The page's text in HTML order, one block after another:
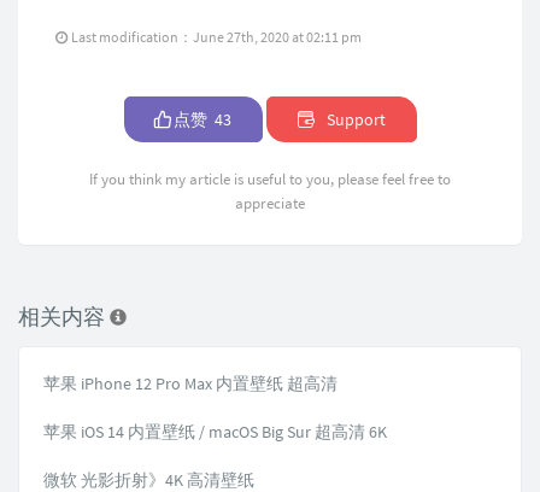
Last modification：June 27th, 2020 at 02:11 pm
点赞 43 Support
If you think my article is useful to you, please feel free to
appreciate
相关内容
苹果 iPhone 12 Pro Max 内置壁纸 超高清
苹果 iOS 14 内置壁纸 / macOS Big Sur 超高清 6K
微软 光影折射》4K 高清壁纸